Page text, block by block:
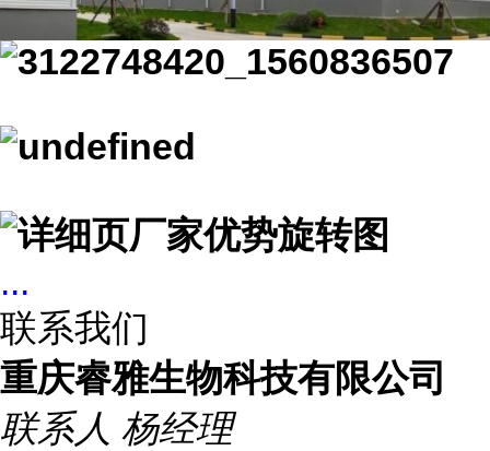
...
联系我们
重庆睿雅生物科技有限公司
联系人 杨经理